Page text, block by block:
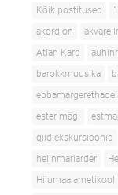
Kõik postitused
akordion
Atlan Karp
barokkmuusika
ester mägi
giidiekskursioonid
helinmariarder
Hiiumaa ametikool